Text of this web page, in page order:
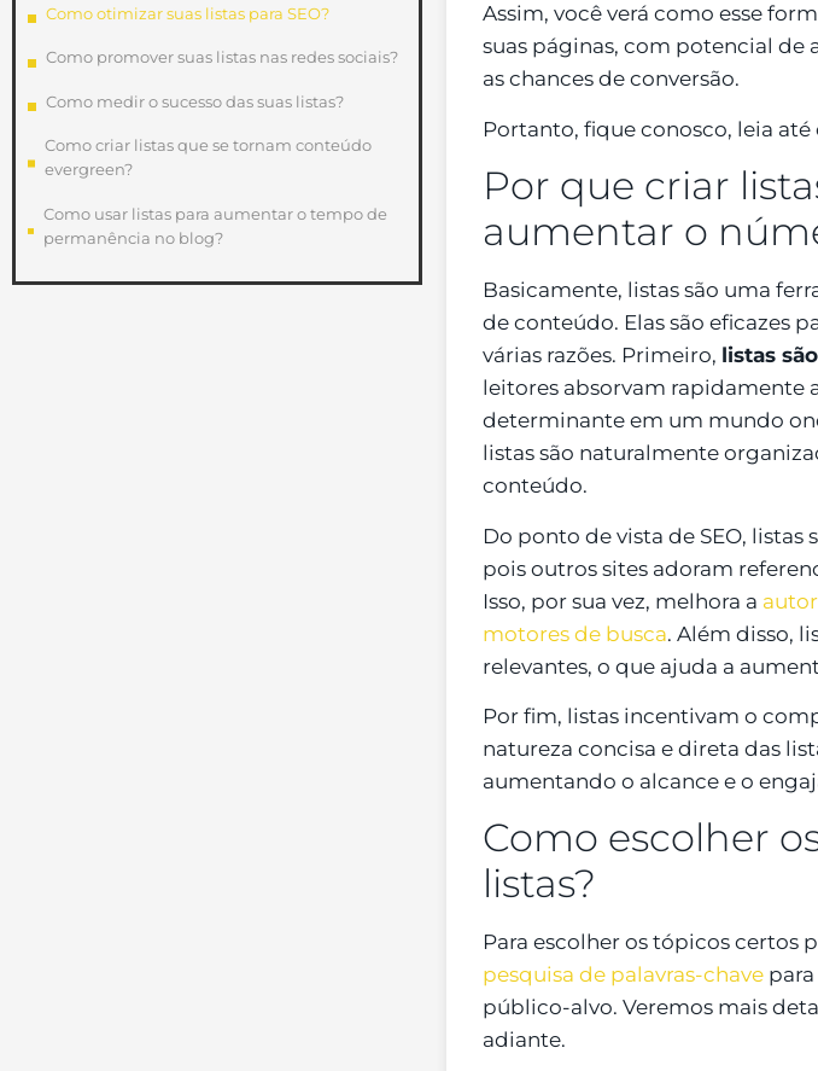
Como otimizar suas listas para SEO?
Como promover suas listas nas redes sociais?
Como medir o sucesso das suas listas?
Como criar listas que se tornam conteúdo
evergreen?
Como usar listas para aumentar o tempo de
permanência no blog?
Assim, você verá como esse
suas páginas, com potencial de
as chances de conversão.
Portanto, fique conosco, leia até
Por que criar
aumentar o
Basicamente, listas são uma
de conteúdo. Elas são eficazes
várias razões. Primeiro, listas
leitores absorvam rapidamente
determinante em um mundo
listas são naturalmente
conteúdo.
Do ponto de vista de SEO,
pois outros sites adoram
Isso, por sua vez, melhora a
motores de busca. Além disso,
relevantes, o que ajuda a
Por fim, listas incentivam o
natureza concisa e direta das
aumentando o alcance e o
Como escolher
listas?
Para escolher os tópicos certos
pesquisa de palavras-chave
público-alvo. Veremos mais
adiante.